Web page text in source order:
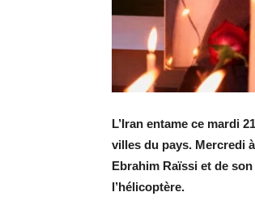
L’Iran entame ce mardi
villes du pays. Mercredi
Ebrahim Raïssi et de
l’hélicoptère.